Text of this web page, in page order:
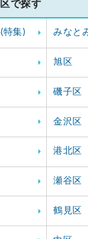
で探す
特集) みなと
旭区
磯子区
金沢区
港北区
瀬谷区
鶴見区